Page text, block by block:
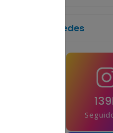
en las redes